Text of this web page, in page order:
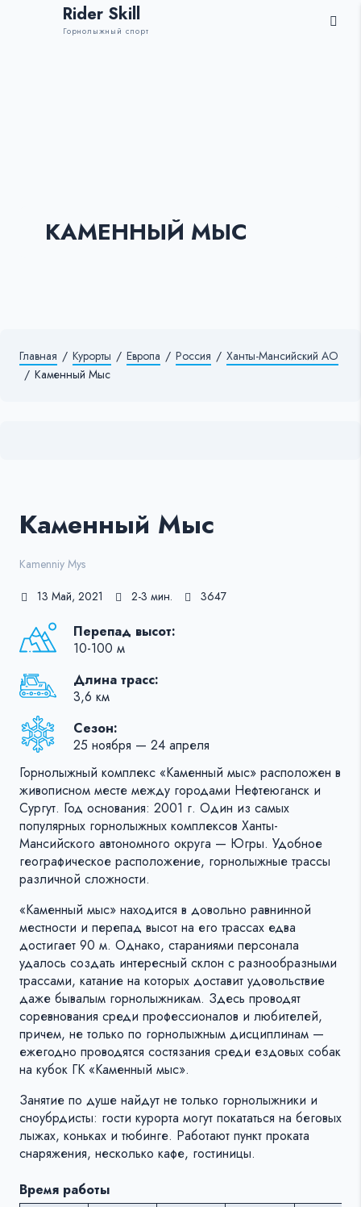
Rider Skill
Горнолыжный спорт
КАМЕННЫЙ МЫС
Главная / Курорты / Европа / Россия / Ханты-Мансийский АО
/ Каменный Мыс
Каменный Мыс
Kamenniy Mys
13 Май, 2021 2-3 мин. 3647
Перепад высот:
10-100 м
Длина трасс:
3,6 км
Сезон:
25 ноября — 24 апреля
Горнолыжный комплекс «Каменный мыс» расположен в
живописном месте между городами Нефтеюганск и
Сургут. Год основания: 2001 г. Один из самых
популярных горнолыжных комплексов Ханты-
Мансийского автономного округа — Югры. Удобное
географическое расположение, горнолыжные трассы
различной сложности.
«Каменный мыс» находится в довольно равнинной
местности и перепад высот на его трассах едва
достигает 90 м. Однако, стараниями персонала
удалось создать интересный склон с разнообразными
трассами, катание на которых доставит удовольствие
даже бывалым горнолыжникам. Здесь проводят
соревнования среди профессионалов и любителей,
причем, не только по горнолыжным дисциплинам —
ежегодно проводятся состязания среди ездовых собак
на кубок ГК «Каменный мыс».
Занятие по душе найдут не только горнолыжники и
сноубрдисты: гости курорта могут покататься на беговых
лыжах, коньках и тюбинге. Работают пункт проката
снаряжения, несколько кафе, гостиницы.
Время работы